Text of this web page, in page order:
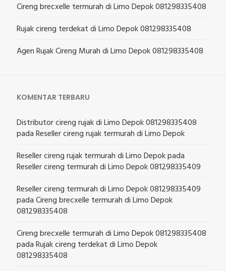
Cireng brecxelle termurah di Limo Depok 081298335408
Rujak cireng terdekat di Limo Depok 081298335408
Agen Rujak Cireng Murah di Limo Depok 081298335408
KOMENTAR TERBARU
Distributor cireng rujak di Limo Depok 081298335408
padaReseller cireng rujak termurah di Limo Depok
Reseller cireng rujak termurah di Limo Depokpada
Reseller cireng termurah di Limo Depok 081298335409
Reseller cireng termurah di Limo Depok 081298335409
padaCireng brecxelle termurah di Limo Depok
081298335408
Cireng brecxelle termurah di Limo Depok 081298335408
padaRujak cireng terdekat di Limo Depok
081298335408